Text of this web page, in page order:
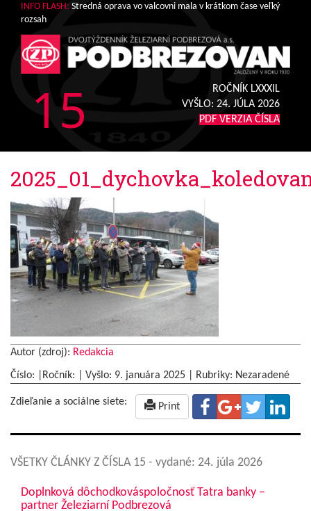
INFO FLASH: Stredná oprava vo valcovni mala v krátkom čase veľký
rozsah
15
ROČNÍK LXXXIL
VYŠLO: 24. JÚLA 2026
PDF VERZIA ČÍSLA
Autor (zdroj): Redakcia
Číslo: |Ročník: | Vyšlo: 9. januára 2025 Rubriky: Nezaradené
Zdieľanie a sociálne siete: Print
VŠETKY ČLÁNKY Z ČÍSLA 15 - vydané: 24. júla 2026
Doplnková dôchodkováspoločnosť Tatra banky –
partner Železiarní Podbrezová